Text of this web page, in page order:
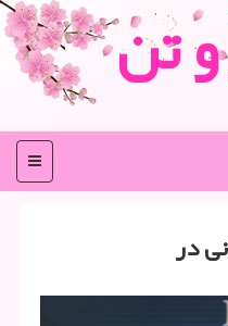
تن
منو
در